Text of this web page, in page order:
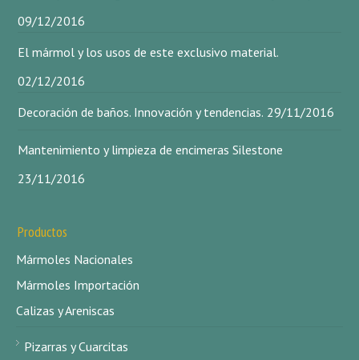
09/12/2016
El mármol y los usos de este exclusivo material.
02/12/2016
Decoración de baños. Innovación y tendencias. 29/11/2016
Mantenimiento y limpieza de encimeras Silestone
23/11/2016
Productos
Mármoles Nacionales
Mármoles Importación
Calizas y Areniscas
Pizarras y Cuarcitas